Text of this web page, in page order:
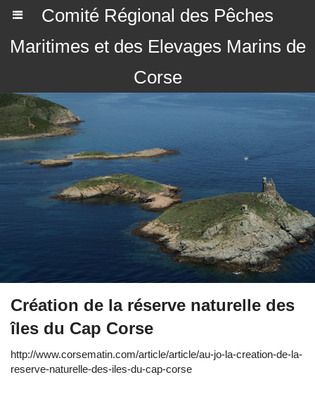
Comité Régional des Pêches
Maritimes et des Elevages Marins de
Corse
Création de la réserve naturelle des
îles du Cap Corse
http://www.corsematin.com/article/article/au-jo-la-creation-de-la-
reserve-naturelle-des-iles-du-cap-corse